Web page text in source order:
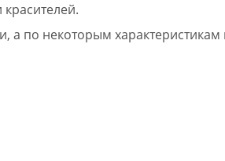
а по некоторым